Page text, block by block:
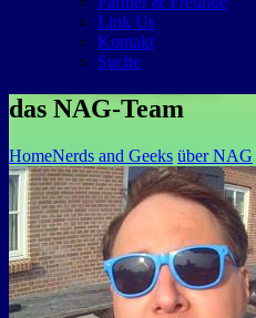
Link Us
Kontakt
Suche
das NAG-Team
HomeNerds and Geeks über NAG